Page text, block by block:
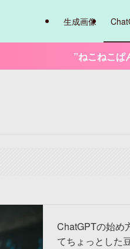
生成画像
”ねこねこぱ
ChatGPTの始め
てちょっとした